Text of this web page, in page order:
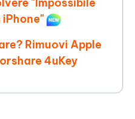
iPhone"
Rimuovi Apple
4uKey